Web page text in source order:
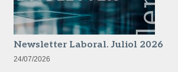
Newsletter Laboral. Juliol 2026
24/07/2026